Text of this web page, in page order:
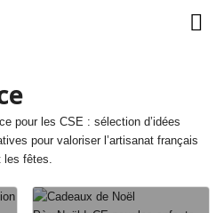
pour les CSE : sélection d’idées
pour valoriser l’artisanat français
les fêtes.